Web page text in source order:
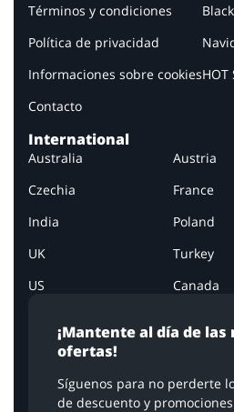
¡Mantente al día de las
ofertas!
Síguenos para no perderte
de descuento y
Términos y condiciones
Política de privacidad
Informaciones sobre cookies
Contacto
HOT
International
Australia Austria
Czechia
France
India
Poland
UK
Turkey
US
Canada